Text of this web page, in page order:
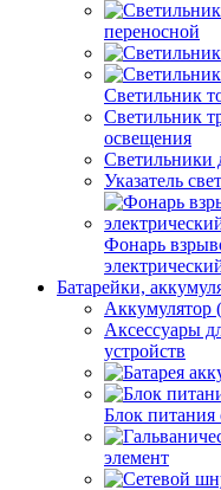
переносной
Светильник
Светильник
освещения
Светильники
Указатель
Фонарь
Батарейки,
Аккумулятор
Аксессуары
устройств
Блок питания
элемент